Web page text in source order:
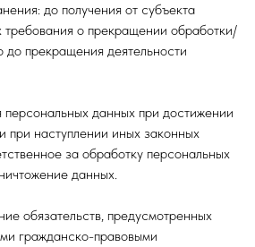
до получения от субъекта
о прекращении обработки/
до прекращения деятельности
данных при достижении
при наступлении иных законных
за обработку персональных
данных.
обязательств, предусмотренных
гражданско-правовыми